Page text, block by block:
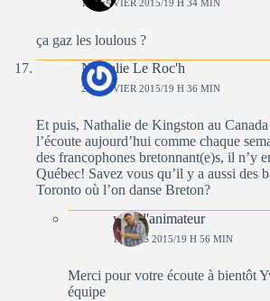
11 JANVIER 2015/19 H 34 MIN
ça gaz les loulous ?
Nathalie Le Roc'h
25 JANVIER 2015/19 H 36 MIN
Et puis, Nathalie de Kingston au Canada
l’écoute aujourd’hui comme chaque
des francophones bretonnant(e)s, il n’y
Québec! Savez vous qu’il y a aussi des
Toronto où l’on danse Breton?
yves l'animateur
1 MARS 2015/19 H 56 MIN
Merci pour votre écoute à bientôt
équipe